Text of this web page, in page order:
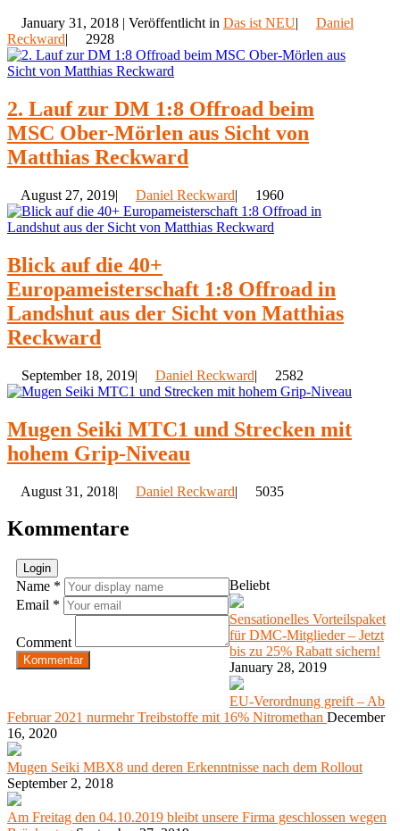
January 31, 2018 | Veröffentlicht in Das ist NEU|
Daniel
Reckward| 2928
2. Lauf zur DM 1:8 Offroad beim
MSC Ober-Mörlen aus Sicht von
Matthias Reckward
August 27, 2019| Daniel Reckward| 1960
Blick auf die 40+
Europameisterschaft 1:8 Offroad in
Landshut aus der Sicht von Matthias
Reckward
September 18, 2019| Daniel Reckward| 2582
Mugen Seiki MTC1 und Strecken mit
hohem Grip-Niveau
August 31, 2018| Daniel Reckward| 5035
Kommentare
Login
Name *
Email *
Comment
Kommentar
Beliebt
Sensationelles Vorteilspaket
für DMC-Mitglieder – Jetzt
bis zu 25% Rabatt sichern!
January 28, 2019
EU-Verordnung greift – Ab
Februar 2021 nurmehr Treibstoffe mit 16% Nitromethan December
16, 2020
Mugen Seiki MBX8 und deren Erkenntnisse nach dem Rollout
September 2, 2018
Am Freitag den 04.10.2019 bleibt unsere Firma geschlossen wegen